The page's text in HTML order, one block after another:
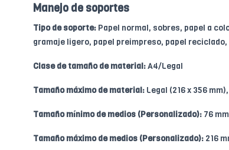
Manejo de soportes
Tipo de soporte: Papel normal, sobres, papel a
gramaje ligero, papel preimpreso, papel
Clase de tamaño de material:A4/Legal
Tamaño máximo de material: Legal (216 x 356
Tamaño mínimo de medios (Personalizado): 76
Tamaño máximo de medios (Personalizado): 216